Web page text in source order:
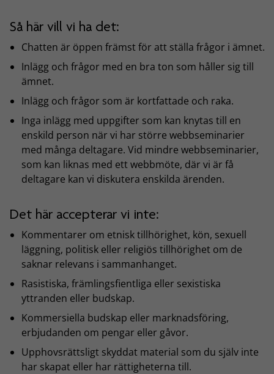
Så här vill vi ha det:
Chatten är öppen främst för att ställa frågor i ämnet.
Inlägg och frågor med en bra ton som håller sig till
ämnet.
Inlägg och frågor som är kortfattade och raka.
Inga inlägg med uppgifter som kan knytas till en
enskild person när vi har större webbseminarier
med många deltagare. Vid mindre webbseminarier,
som kan liknas med ett webbmöte, där vi är få
deltagare kan vi diskutera enskilda ärenden.
Det här accepterar vi inte:
Kommentarer om etnisk tillhörighet, kön, sexuell
läggning, politisk eller religiös tillhörighet om de
saknar relevans i sammanhanget.
Rasistiska, främlingsfientliga eller sexistiska
yttranden eller budskap.
Kommersiella budskap eller marknadsföring,
erbjudanden om pengar eller gåvor.
Upphovsrättsligt skyddat material som du själv inte
har skapat eller har rättigheterna till.